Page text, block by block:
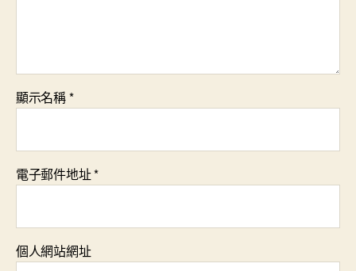
顯示名稱*
電子郵件地址*
個人網站網址